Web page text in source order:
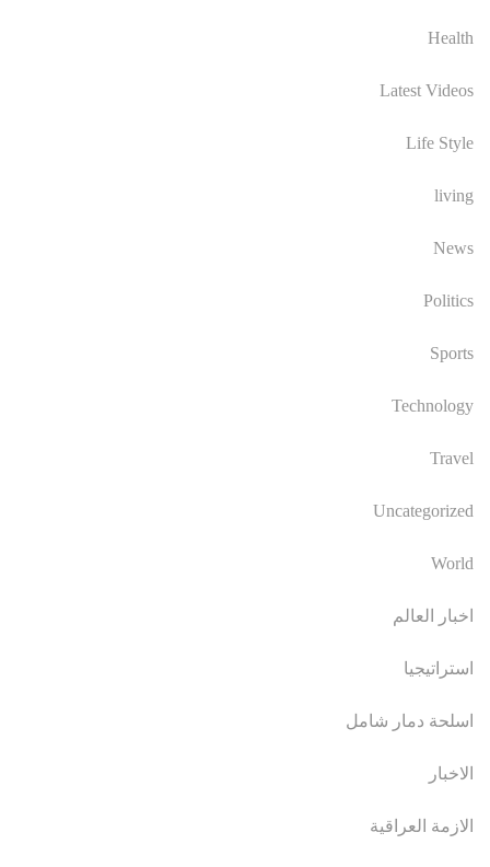
Health
Latest Videos
Life Style
living
News
Politics
Sports
Technology
Travel
Uncategorized
World
اخبار العالم
استراتيجيا
اسلحة دمار شامل
الاخبار
الازمة العراقية